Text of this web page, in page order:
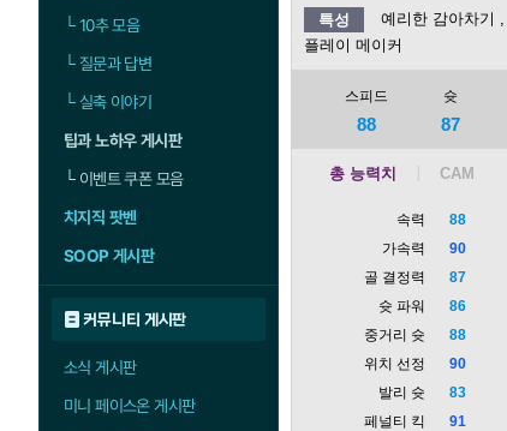
└10추 모음
└질문과 답변
└실축 이야기
팁과 노하우 게시판
└이벤트 쿠폰 모음
치지직 팟벤
SOOP 게시판
커뮤니티 게시판
소식 게시판
미니 페이스온 게시판
특성 예리한 감아차기
플레이 메이커
스피드
88
슛
87
총 능력치
속력
88
가속력
90
골 결정력
87
슛 파워
86
중거리 슛
88
위치 선정
90
발리 슛
83
페널티 킥
91